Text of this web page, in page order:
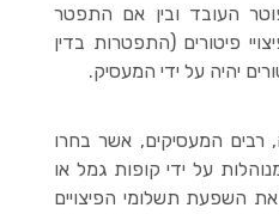
העובד ובין אם התפטר
פיטורים (התפטרות בדין
יהיה על ידי המעסיק.
המעסיקים, אשר בחרו
על ידי קופות גמל או
השפעת תשלומי הפיצויים